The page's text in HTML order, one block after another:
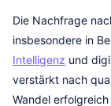
Die Nachfrage
insbesondere in
Intelligenz und
verstärkt nach
Wandel